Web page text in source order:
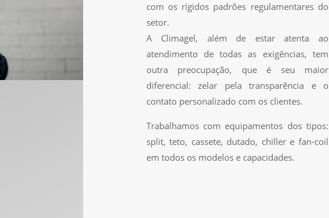
com os rígidos padrões regulamentares do
setor.
A Climagel, além de estar atenta ao
atendimento de todas as exigências, tem
outra preocupação, que é seu maior
diferencial: zelar pela transparência e o
contato personalizado com os clientes.
Trabalhamos com equipamentos dos tipos:
split, teto, cassete, dutado, chiller e fan-coil
em todos os modelos e capacidades.